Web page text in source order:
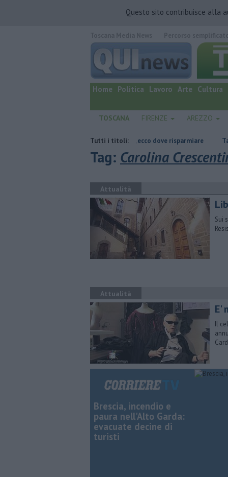
Questo sito contribuisce alla
quotidiano online.
Home Politica Lavoro Arte Cultura
TOSCANA FIRENZE AREZZO
Tutti i titoli:
​Benzina, gasolio, gpl, ecco dove risparmiare Tartarughine a
Tag: Carolina
Attualità
Sui
Attualità
E'
Il
Brescia, incendio e
paura nell'Alto Garda:
evacuate decine di
turisti